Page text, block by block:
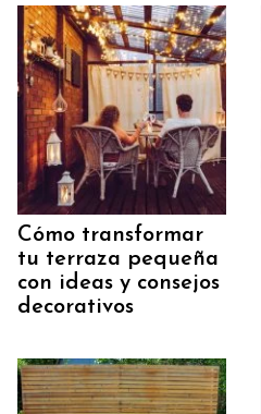
Cómo transformar
tu terraza pequeña
con ideas y consejos
decorativos